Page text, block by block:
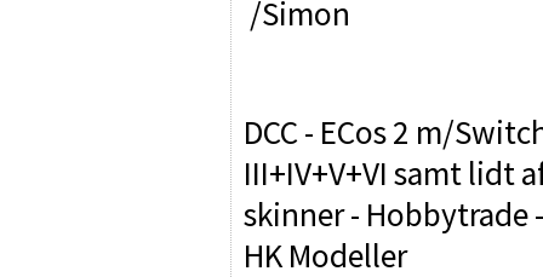
/Simon
DCC - ECos 2 m/
III+IV+V+VI samt lidt
skinner - Hobbytrade
HK Modeller